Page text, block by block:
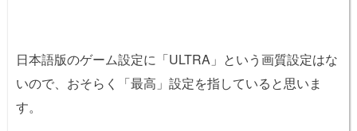
日本語版のゲーム設定に「ULTRA」という画質設定はな
いので、おそらく「最高」設定を指していると思いま
す。